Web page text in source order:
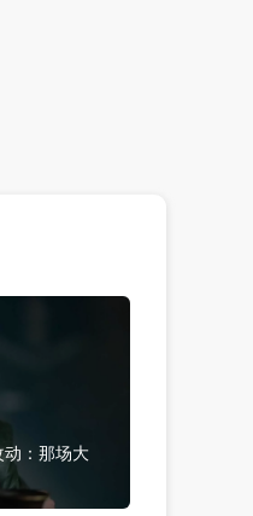
动：那场大